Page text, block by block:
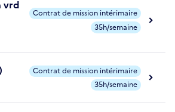
vrd
Contrat de mission intérimaire
35h/semaine
Contrat de mission intérimaire
35h/semaine